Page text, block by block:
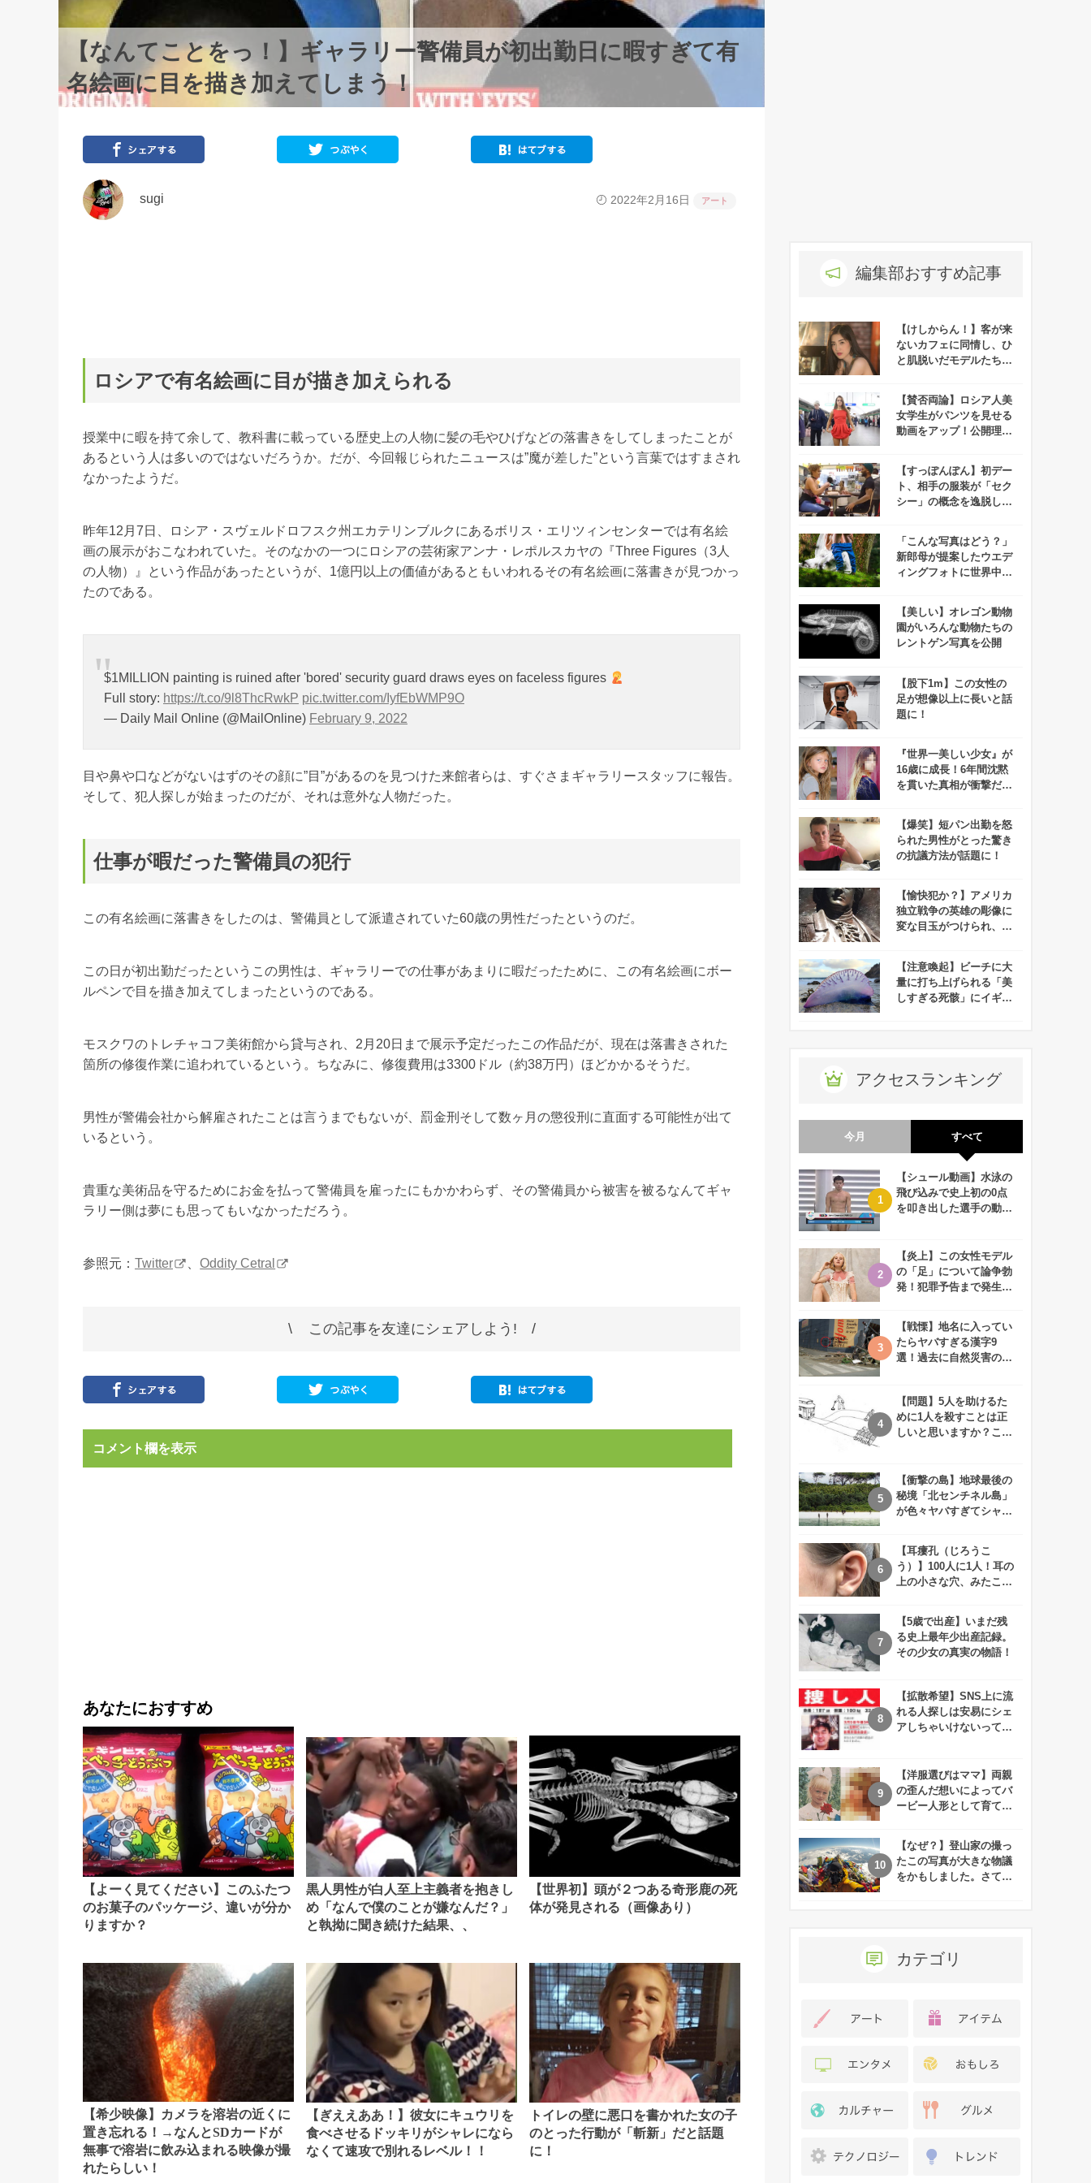
【なんてことをっ！】ギャラリー警備員が初出勤日に暇すぎて有
名絵画に目を描き加えてしまう！
sugi 2022年2月16日 アート
ロシアで有名絵画に目が描き加えられる
授業中に暇を持て余して、教科書に載っている歴史上の人物に髪の毛やひげなどの落書きをしてしまったことが
あるという人は多いのではないだろうか。だが、今回報じられたニュースは”魔が差した”という言葉ではすまされ
なかったようだ。
昨年12月7日、ロシア・スヴェルドロフスク州エカテリンブルクにあるボリス・エリツィンセンターでは有名絵
画の展示がおこなわれていた。そのなかの一つにロシアの芸術家アンナ・レポルスカヤの『Three Figures（3人
の人物）』という作品があったというが、1億円以上の価値があるともいわれるその有名絵画に落書きが見つかっ
たのである。
$1MILLION painting is ruined after 'bored' security guard draws eyes on faceless figures
Full story: https://t.co/9l8ThcRwkP pic.twitter.com/IyfEbWMP9O
— Daily Mail Online (@MailOnline) February 9, 2022
目や鼻や口などがないはずのその顔に”目”があるのを見つけた来館者らは、すぐさまギャラリースタッフに報告。
そして、犯人探しが始まったのだが、それは意外な人物だった。
仕事が暇だった警備員の犯行
この有名絵画に落書きをしたのは、警備員として派遣されていた60歳の男性だったというのだ。
この日が初出勤だったというこの男性は、ギャラリーでの仕事があまりに暇だったために、この有名絵画にボー
ルペンで目を描き加えてしまったというのである。
モスクワのトレチャコフ美術館から貸与され、2月20日まで展示予定だったこの作品だが、現在は落書きされた
箇所の修復作業に追われているという。ちなみに、修復費用は3300ドル（約38万円）ほどかかるそうだ。
男性が警備会社から解雇されたことは言うまでもないが、罰金刑そして数ヶ月の懲役刑に直面する可能性が出て
いるという。
貴重な美術品を守るためにお金を払って警備員を雇ったにもかかわらず、その警備員から被害を被るなんてギャ
ラリー側は夢にも思ってもいなかっただろう。
参照元： Twitter 、Oddity Cetral
この記事を友達にシェアしよう! /
コメント欄を表示
あなたにおすすめ
【よーく見てください】このふたつ
のお菓子のパッケージ、違いが分か
りますか？
黒人男性が白人至上主義者を抱きし
め「なんで僕のことが嫌なんだ？」
と執拗に聞き続けた結果、、
【世界初】頭が２つある奇形鹿の死
体が発見される（画像あり）
【希少映像】カメラを溶岩の近くに
置き忘れる！→なんとSDカードが
無事で溶岩に飲み込まれる映像が撮
れたらしい！
【ぎええああ！】彼女にキュウリを
食べさせるドッキリがシャレになら
なくて速攻で別れるレベル！！
トイレの壁に悪口を書かれた女の子
のとった行動が「斬新」だと話題
に！
編集部おすすめ記事
【けしからん！】客が来
ないカフェに同情し、ひ
と肌脱いだモデルたち→
われる事態に！
【賛否両論】ロシア人美
女学生がパンツを見せる
動画をアップ！公開理由
【すっぽんぽん】初デー
ト、相手の服装が「セク
シー」の概念を逸脱して
「こんな写真はどう？」
新郎母が提案したウエデ
ィングフォトに世界中が
【美しい】オレゴン動物
園がいろんな動物たちの
レントゲン写真を公開
【股下1m】この女性の
足が想像以上に長いと話
題に！
『世界一美しい少女』が
16歳に成長！6年間沈黙
を貫いた真相が衝撃だっ
【爆笑】短パン出勤を怒
られた男性がとった驚き
の抗議方法が話題に！
【愉快犯か？】アメリカ
独立戦争の英雄の彫像に
変な目玉がつけられ、笑
【注意喚起】ビーチに大
量に打ち上げられる「美
しすぎる死骸」にイギリ
アクセスランキング
今月 すべて
【シュール動画】水泳の
飛び込みで史上初の0点
を叩き出した選手の動画
【炎上】この女性モデル
の「足」について論争勃
発！犯罪予告まで発生す
【戦慄】地名に入ってい
たらヤバすぎる漢字9
選！過去に自然災害の歴
【問題】5人を助けるた
めに1人を殺すことは正
しいと思いますか？この
【衝撃の島】地球最後の
秘境「北センチネル島」
が色々ヤバすぎてシャレ
【耳瘻孔（じろうこ
う）】100人に1人！耳の
上の小さな穴、みたこと
【5歳で出産】いまだ残
る史上最年少出産記録。
その少女の真実の物語！
【拡散希望】SNS上に流
れる人探しは安易にシェ
アしちゃいけないって知
【洋服選びはママ】両親
の歪んだ想いによってバ
ービー人形として育てら
【なぜ？】登山家の撮っ
たこの写真が大きな物議
をかもしました。さて、
カテゴリ